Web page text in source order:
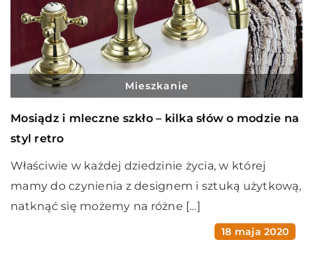
Mieszkanie
Mosiądz i mleczne szkło – kilka słów o modzie na
styl retro
Właściwie w każdej dziedzinie życia, w której
mamy do czynienia z designem i sztuką użytkową,
natknąć się możemy na różne […]
18 maja 2020